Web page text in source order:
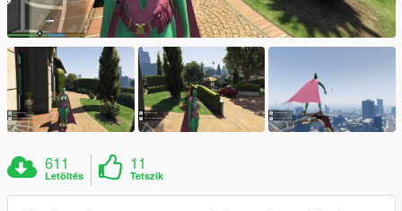
611
Letöltés
11
Tetszik